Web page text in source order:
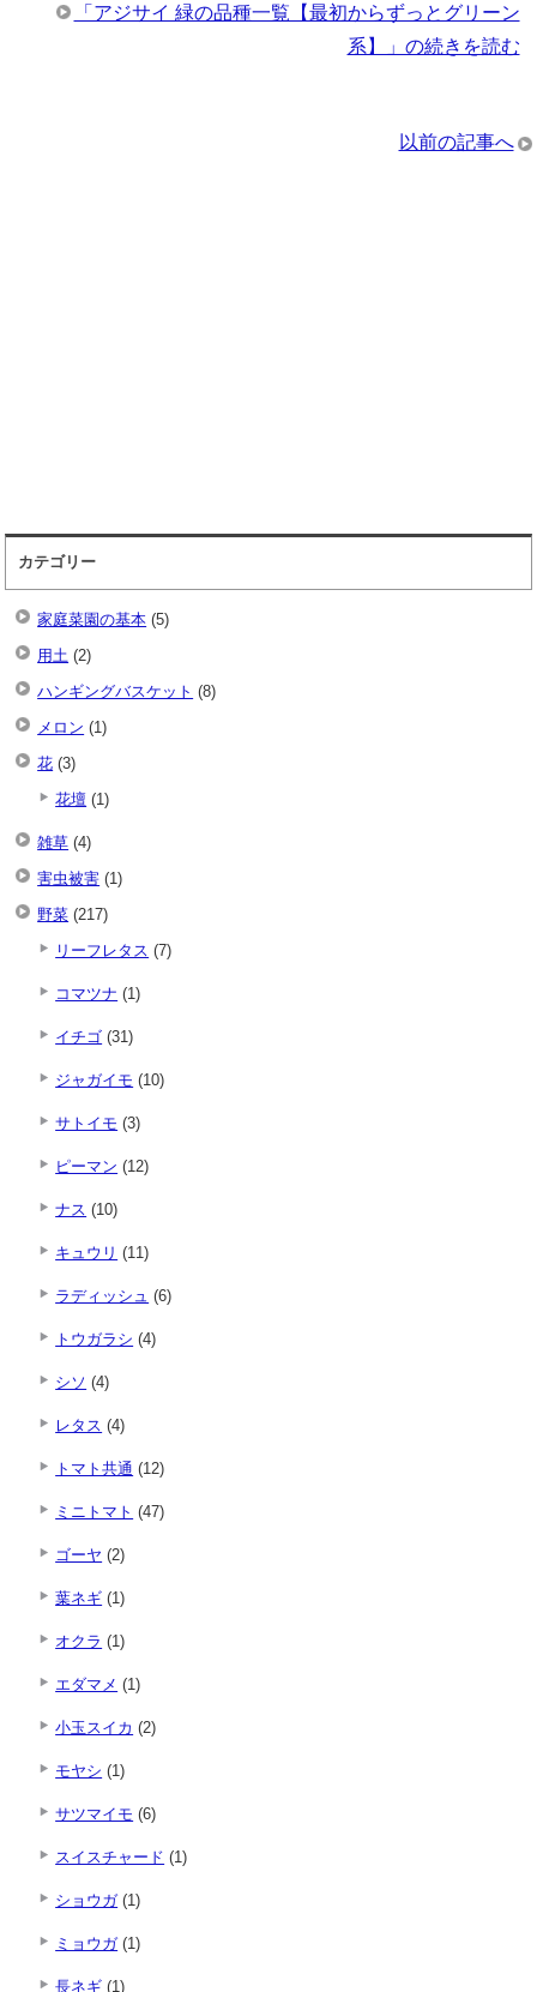
「アジサイ 緑の品種一覧【最初からずっとグリーン
系】」の続きを読む
以前の記事へ
カテゴリー
家庭菜園の基本 (5)
用土 (2)
ハンギングバスケット (8)
メロン (1)
花 (3)
花壇 (1)
雑草 (4)
害虫被害 (1)
野菜 (217)
リーフレタス (7)
コマツナ (1)
イチゴ (31)
ジャガイモ (10)
サトイモ (3)
ピーマン (12)
ナス (10)
キュウリ (11)
ラディッシュ (6)
トウガラシ (4)
シソ (4)
レタス (4)
トマト共通 (12)
ミニトマト (47)
ゴーヤ (2)
葉ネギ (1)
オクラ (1)
エダマメ (1)
小玉スイカ (2)
モヤシ (1)
サツマイモ (6)
スイスチャード (1)
ショウガ(1)
ミョウガ(1)
長ネギ (1)